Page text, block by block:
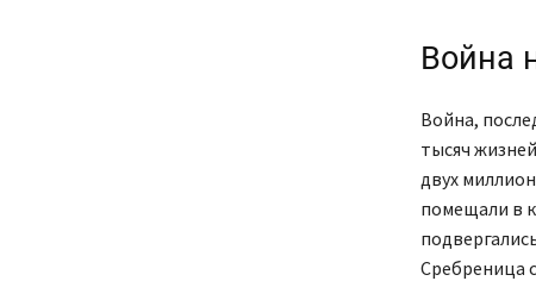
Война
Война,
тысяч
двух
помещали в
Сребреница